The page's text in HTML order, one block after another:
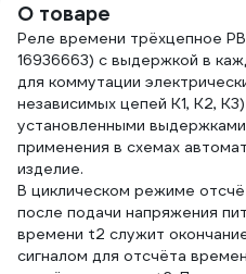
О товаре
Реле времени трёхцепное
16936663) с выдержкой в
для коммутации
независимых цепей К1, К2,
установленными
применения в схемах
изделие.
В циклическом режиме
после подачи напряжения
времени t2 служит
сигналом для отсчёта